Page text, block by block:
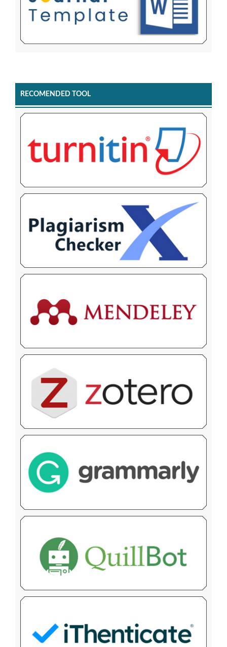
RECOMENDED TOOL